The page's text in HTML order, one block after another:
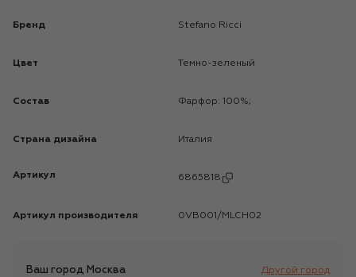
Бренд Stefano Ricci
Цвет Темно-зеленый
Состав Фарфор: 100%;
Страна дизайна Италия
Артикул 6865818
Артикул производителя 0VB001/MLCH02
Ваш город Москва Другой город